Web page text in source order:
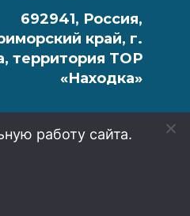
692941, Россия,
край, г.
территория ТОР
«Находка»
работу сайта.